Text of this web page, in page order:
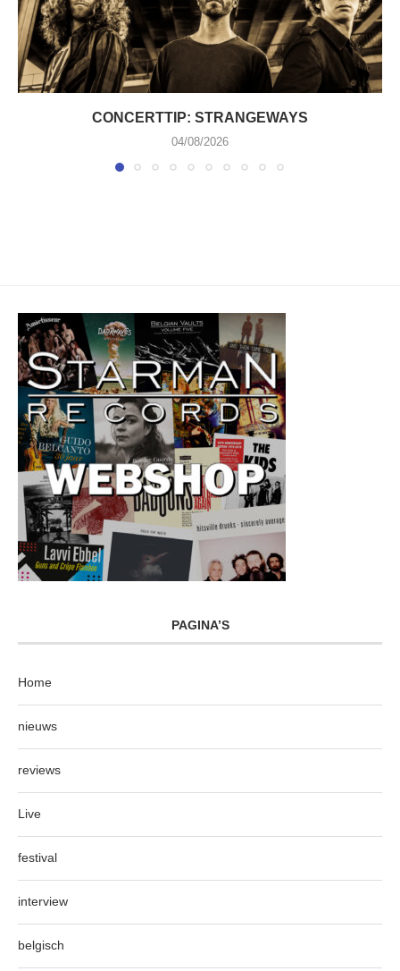
CONCERTTIP: STRANGEWAYS
04/08/2026
PAGINA’S
Home
nieuws
reviews
Live
festival
interview
belgisch